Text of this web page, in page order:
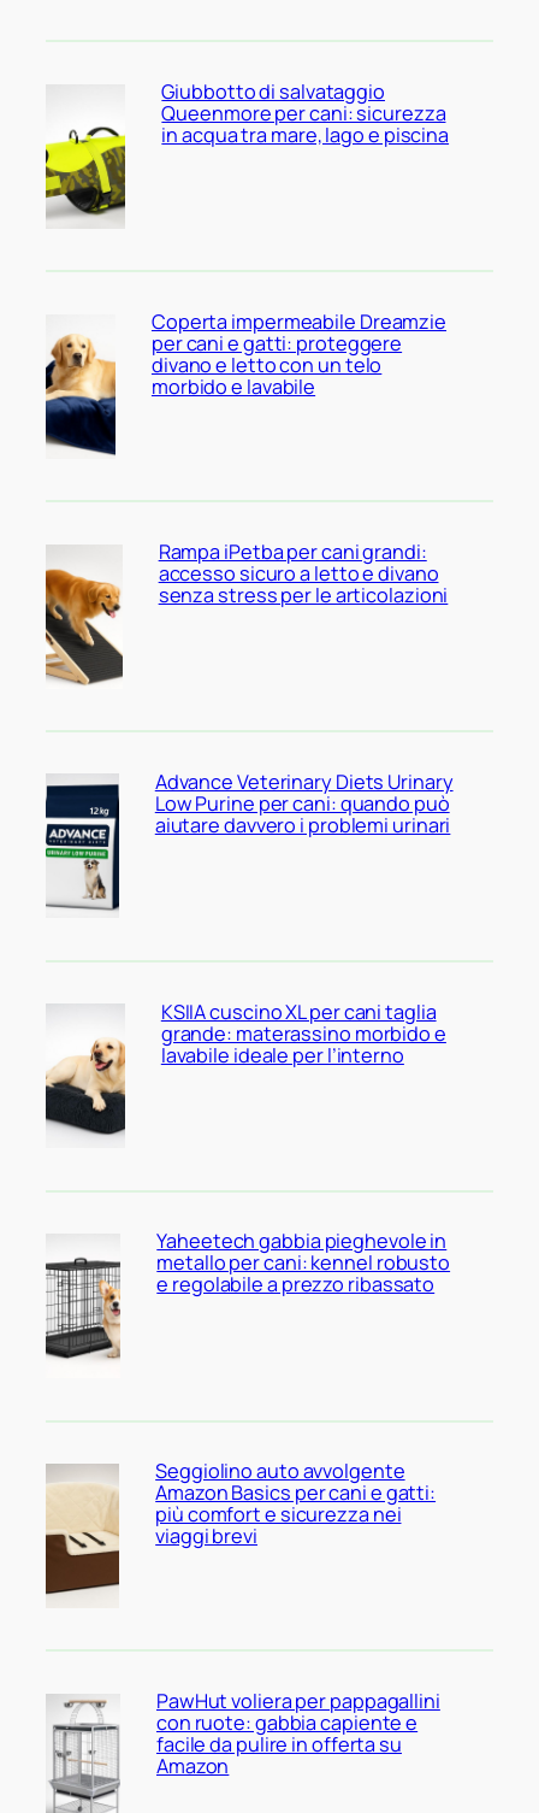
Giubbotto di salvataggio
Queenmore per cani: sicurezza
in acqua tra mare, lago e piscina
Coperta impermeabile Dreamzie
per cani e gatti: proteggere
divano e letto con un telo
morbido e lavabile
Rampa iPetba per cani grandi:
accesso sicuro a letto e divano
senza stress per le articolazioni
Advance Veterinary Diets Urinary
Low Purine per cani: quando può
aiutare davvero i problemi urinari
KSIIA cuscino XL per cani taglia
grande: materassino morbido e
lavabile ideale per l’interno
Yaheetech gabbia pieghevole in
metallo per cani: kennel robusto
e regolabile a prezzo ribassato
Seggiolino auto avvolgente
Amazon Basics per cani e gatti:
più comfort e sicurezza nei
viaggi brevi
PawHut voliera per pappagallini
con ruote: gabbia capiente e
facile da pulire in offerta su
Amazon